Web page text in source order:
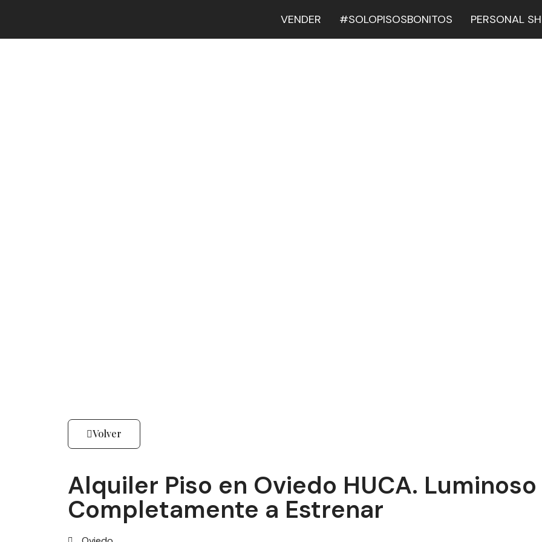
VENDER #SOLOPISOSBONITOS PERSONAL
Volver
Alquiler Piso en Oviedo HUCA.
Completamente a Estrenar